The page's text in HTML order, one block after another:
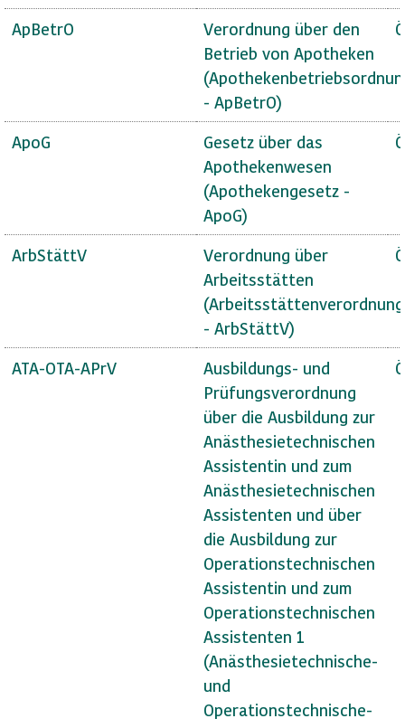
ApBetrO
Verordnung über den
Betrieb von Apotheken
- ApBetrO)
ApoG
Gesetz über das
Apothekenwesen
(Apothekengesetz -
ApoG)
ArbStättV
Verordnung über
Arbeitsstätten
(Arbeitsstättenverordnung
- ArbStättV)
ATA-OTA-APrV
Ausbildungs- und
Prüfungsverordnung
über die Ausbildung zur
Anästhesietechnischen
Assistentin und zum
Anästhesietechnischen
Assistenten und über
die Ausbildung zur
Operationstechnischen
Assistentin und zum
Operationstechnischen
Assistenten 1
(Anästhesietechnische-
und
Operationstechnische-